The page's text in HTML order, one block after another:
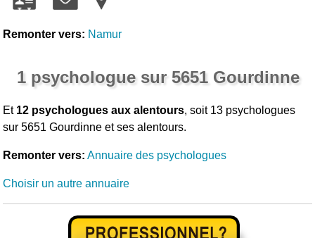
Remonter vers: Namur
1 psychologue sur 5651 Gourdinne
Et 12 psychologues aux alentours, soit 13 psychologues
sur 5651 Gourdinne et ses alentours.
Remonter vers: Annuaire des psychologues
Choisir un autre annuaire